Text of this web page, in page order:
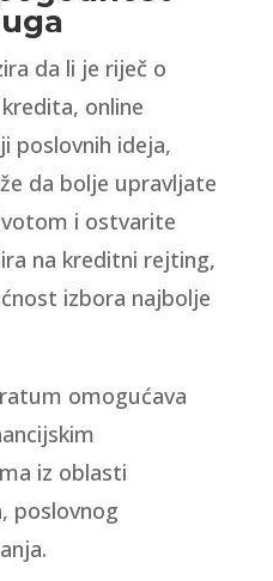
da li je riječ o
online
poslovnih ideja,
da bolje upravljate
i ostvarite
na kreditni rejting,
izbora najbolje
omogućava
iz oblasti
poslovnog